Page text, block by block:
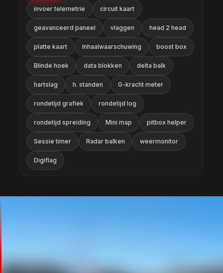
invoer telemetrie circuit kaart
geavanceerd paneel vlaggen head 2 head
platte kaart Inhaalwaarschuwing boost box
Blinde hoek data blokken delta balk
hartslag h. standen G-kracht meter
rondetijd grafiek rondetijd log
rondetijd spreiding Mini map pitbox helper
Sessie timer Radar balken weermonitor
Digiflag